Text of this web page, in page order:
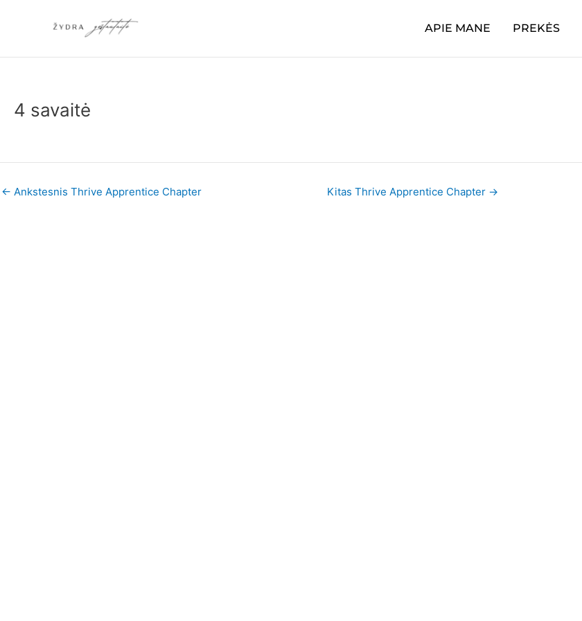
APIE MANE PREKĖS
4 savaitė
← Ankstesnis Thrive Apprentice Chapter Kitas Thrive Apprentice Chapter →